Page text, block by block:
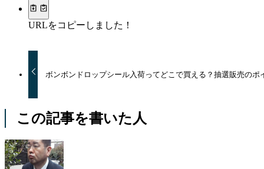
URLをコピーしました！
ボンボンドロップシール入荷ってどこで買える？抽選販売のポ
この記事を書いた人